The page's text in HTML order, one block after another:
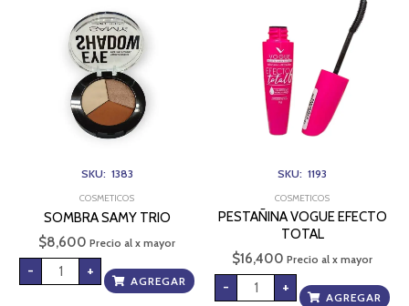
SKU: 1383
COSMETICOS
SOMBRA SAMY TRIO
$8,600 Precio al x mayor
-
cantidad
+
AGREGAR
SKU: 1193
COSMETICOS
PESTAÑINA VOGUE EFECTO
TOTAL
$16,400 Precio al x mayor
-
TOTAL
cantidad
+
AGREGAR